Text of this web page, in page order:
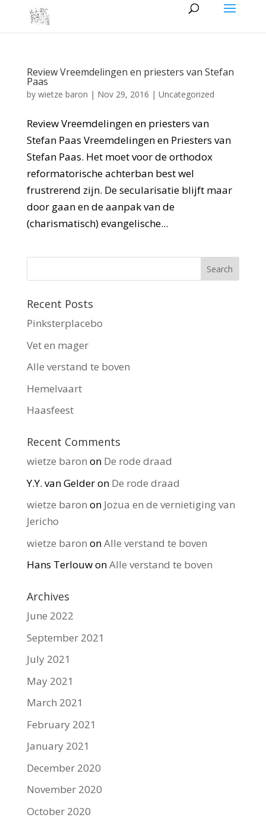
Review Vreemdelingen en priesters van Stefan
Paas
by wietze baron | Nov 29, 2016 | Uncategorized
Review Vreemdelingen en priesters van
Stefan Paas Vreemdelingen en Priesters van
Stefan Paas. Het moet voor de orthodox
reformatorische achterban best wel
frustrerend zijn. De secularisatie blijft maar
door gaan en de aanpak van de
(charismatisch) evangelische...
Recent Posts
Pinksterplacebo
Vet en mager
Alle verstand te boven
Hemelvaart
Haasfeest
Recent Comments
wietze baron on De rode draad
Y.Y. van Gelderon De rode draad
wietze baron on Jozua en de vernietiging van
Jericho
wietze baron onAlle verstand te boven
Hans TerlouwonAlle verstand te boven
Archives
June 2022
September 2021
July 2021
May 2021
March 2021
February 2021
January 2021
December 2020
November 2020
October 2020